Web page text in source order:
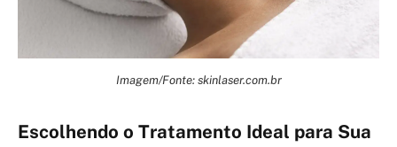
Imagem/Fonte: skinlaser.com.br
Escolhendo o Tratamento Ideal para Sua